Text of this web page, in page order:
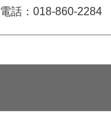
電話：018-860-2284